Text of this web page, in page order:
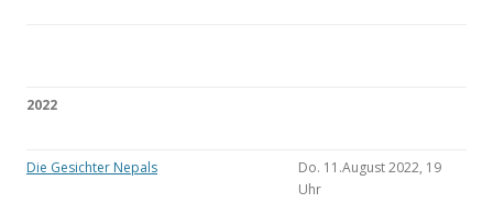
2022
Die Gesichter Nepals
Do. 11.August 2022, 19
Uhr